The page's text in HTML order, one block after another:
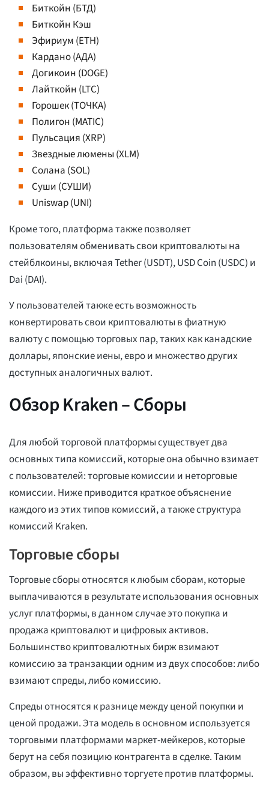
Биткойн (БТД)
Биткойн Кэш
Эфириум (ETH)
Кардано (АДА)
Догикоин (DOGE)
Лайткойн (LTC)
Горошек (ТОЧКА)
Полигон (MATIC)
Пульсация (XRP)
Звездные люмены (XLM)
Солана (SOL)
Суши (СУШИ)
Uniswap (UNI)
Кроме того, платформа также позволяет
пользователям обменивать свои криптовалюты на
стейблкоины, включая Tether (USDT), USD Coin (USDC) и
Dai (DAI).
У пользователей также есть возможность
конвертировать свои криптовалюты в фиатную
валюту с помощью торговых пар, таких как канадские
доллары, японские иены, евро и множество других
доступных аналогичных валют.
Обзор Kraken – Сборы
Для любой торговой платформы существует два
основных типа комиссий, которые она обычно взимает
с пользователей: торговые комиссии и неторговые
комиссии. Ниже приводится краткое объяснение
каждого из этих типов комиссий, а также структура
комиссий Kraken.
Торговые сборы
Торговые сборы относятся к любым сборам, которые
выплачиваются в результате использования основных
услуг платформы, в данном случае это покупка и
продажа криптовалют и цифровых активов.
Большинство криптовалютных бирж взимают
комиссию за транзакции одним из двух способов: либо
взимают спреды, либо комиссию.
Спреды относятся к разнице между ценой покупки и
ценой продажи. Эта модель в основном используется
торговыми платформами маркет-мейкеров, которые
берут на себя позицию контрагента в сделке. Таким
образом, вы эффективно торгуете против платформы.